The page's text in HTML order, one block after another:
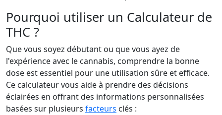
Pourquoi utiliser un Calculateur de
THC ?
Que vous soyez débutant ou que vous ayez de
l'expérience avec le cannabis, comprendre la bonne
dose est essentiel pour une utilisation sûre et efficace.
Ce calculateur vous aide à prendre des décisions
éclairées en offrant des informations personnalisées
basées sur plusieurs facteurs clés :